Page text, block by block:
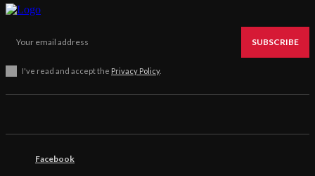
SUBSCRIBE
I've read and accept the Privacy Policy.
Facebook